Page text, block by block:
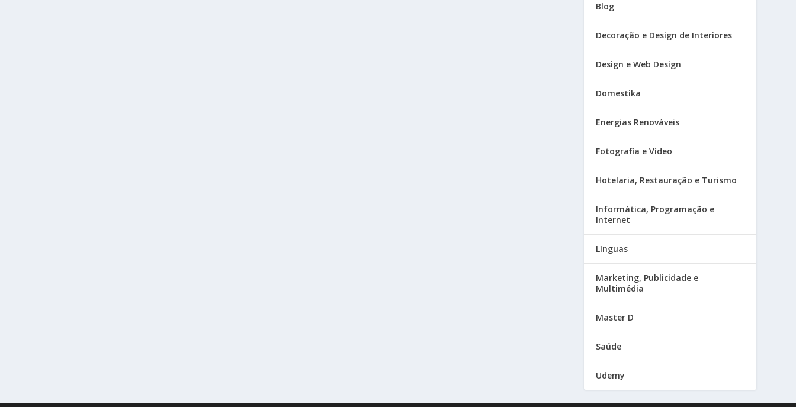
Blog
Decoração e Design de Interiores
Design e Web Design
Domestika
Energias Renováveis
Fotografia e Vídeo
Hotelaria, Restauração e Turismo
Informática, Programação e
Internet
Línguas
Marketing, Publicidade e
Multimédia
Master D
Saúde
Udemy